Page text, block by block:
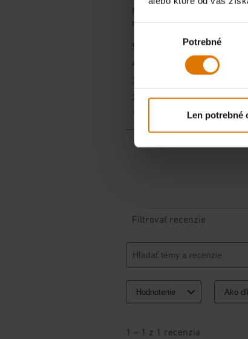
súhlasu
Potrebné
Len potrebné